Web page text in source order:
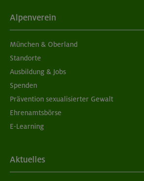
05./06.09.26
Grundkurs Klettern indoor
München
05./06.09.26
Alpenverein
München & Oberland
Standorte
Ausbildung & Jobs
Spenden
Prävention sexualisierter Gewalt
Ehrenamtsbörse
E-Learning
Aktuelles